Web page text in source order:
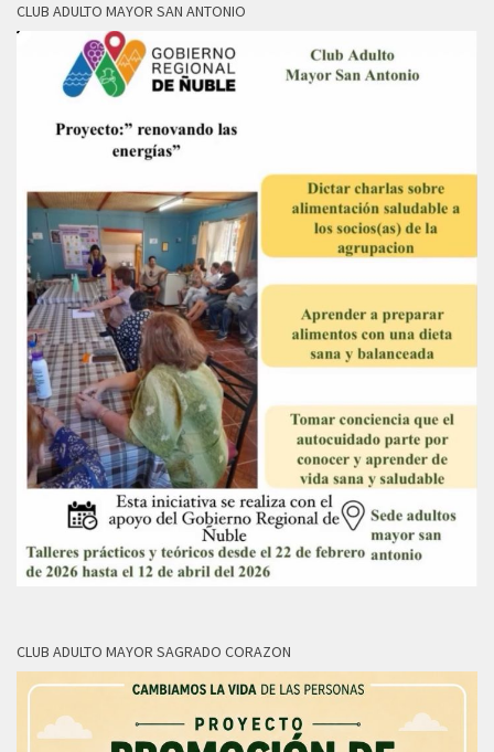
CLUB ADULTO MAYOR SAN ANTONIO
CLUB ADULTO MAYOR SAGRADO CORAZON